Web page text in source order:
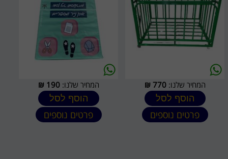
המחיר שלנו:770
₪
הוסף לסל
פרטים נוספים
המחיר שלנו:190
₪
הוסף לסל
פרטים נוספים